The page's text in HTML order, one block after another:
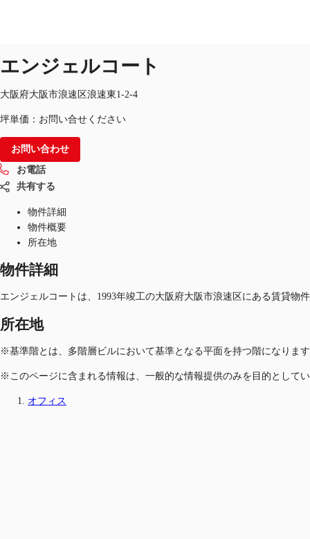
オフィス・事務所
エンジェルコート
大阪府大阪市浪速区浪速東1-2-4
坪単価：お問い合せください
お問い合わせ
お電話
共有する
物件詳細
物件概要
所在地
物件詳細
エンジェルコートは、1993年竣工の大阪府大阪市浪速区にある賃貸
所在地
※基準階とは、多階層ビルにおいて基準となる平面を持つ階になりま
※このページに含まれる情報は、一般的な情報提供のみを目的として
オフィス